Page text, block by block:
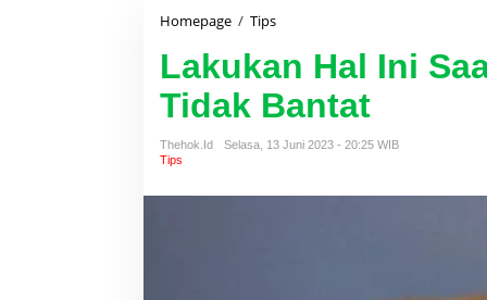
Homepage / Tips
k
u
k
a
n
l
Lakukan Hal Ini
Tidak Bantat
Thehok.id
Selasa, 13 Juni 2023 - 20:25 WIB
Tips